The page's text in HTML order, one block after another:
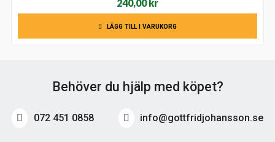
240,00kr
LÄGG TILL I VARUKORG
Behöver du hjälp med köpet?
072 451 0858 info@gottfridjohansson.se